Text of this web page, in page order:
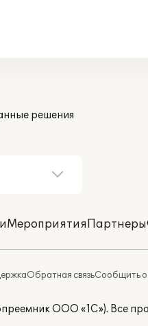
решения
МероприятияПартнеры
Обратная связьСообщить
ООО «1С»). Все